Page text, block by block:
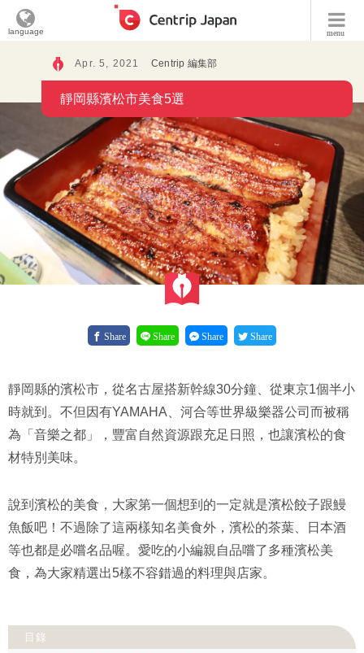
menu
language
Apr. 5, 2021 Centrip 編集部
靜岡縣濱松市美食5選
Share Share Share Share
靜岡縣的濱松市，從名古屋搭新幹線30分鐘、從東京1個半小
時就到。不但因有YAMAHA、河合等世界級樂器公司而被稱
為「音樂之都」，豐富自然資源跟充足日照，也讓濱松的食
材特別美味。
說到濱松的美食，大家第一個想到的一定就是濱松餃子跟鰻
魚飯吧！不過除了這兩樣知名美食外，濱松的茶葉、日本酒
等也都是必嚐名品喔。愛吃的小編親自品嚐了多種濱松美
食，為大家精選出5樣不容錯過的料理與店家。
目錄